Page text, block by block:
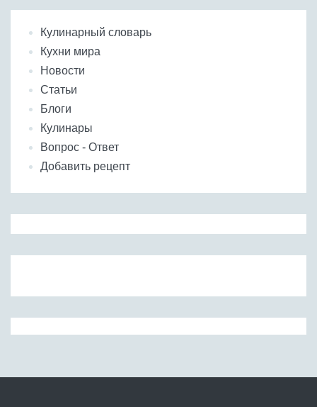
Кулинарный словарь
Кухни мира
Новости
Статьи
Блоги
Кулинары
Вопрос - Ответ
Добавить рецепт